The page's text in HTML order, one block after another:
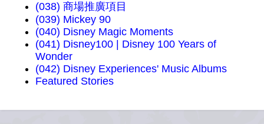
(038) 商場推廣項目
(039) Mickey 90
(040) Disney Magic Moments
(041) Disney100 | Disney 100 Years of
Wonder
(042) Disney Experiences' Music Albums
Featured Stories